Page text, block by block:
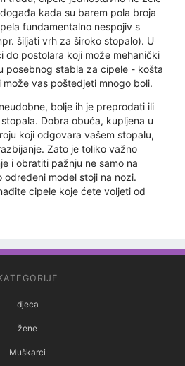
kada su barem pola broja
fundamentalno nespojiv s
šiljati vrh za široko stopalo). U
do postolara koji može mehanički
posebnog stabla za cipele - košta
vas poštedjeti mnogo boli.
bolje ih je preprodati ili
Dobra obuća, kupljena u
koji odgovara vašem stopalu,
Zato je toliko važno
i obratiti pažnju ne samo na
model stoji na nozi.
cipele koje ćete voljeti od
djeca
žene
Muškarci